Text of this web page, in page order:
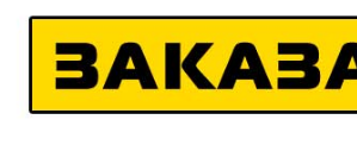
Работаем по регионам
Воскресенск Лесной Пущино
Электрогорск
Мытищи Дедовск
УЗНАТЬ ПОДРОБНЕЕ